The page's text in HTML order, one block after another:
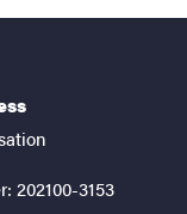
202100-3153